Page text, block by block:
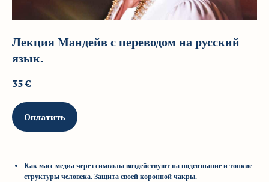
Лекция Мандейв с переводом на русский
язык.
35€
Оплатить
Как масс медиа через символы воздействуют на подсознание и тонкие
структуры человека. Защита своей коронной чакры.